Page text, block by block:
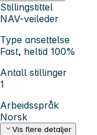
Stillingstittel
NAV-veileder
Type ansettelse
Fast, heltid 100%
Antall stillinger
1
Arbeidsspråk
Norsk
Vis flere detaljer